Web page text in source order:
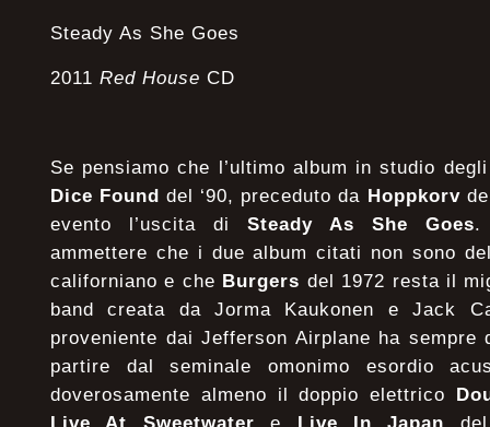
Steady As She Goes
2011 Red House CD
Se pensiamo che l’ultimo album in studio
Dice Found del ‘90, preceduto da Hoppkorv
evento l’uscita di Steady As She Goes.
ammettere che i due album citati non sono
californiano e che Burgers del 1972 resta il
band creata da Jorma Kaukonen e Jack
proveniente dai Jefferson Airplane ha
partire dal seminale omonimo esordio
doverosamente almeno il doppio elettrico
Live At Sweetwater e Live In Japan